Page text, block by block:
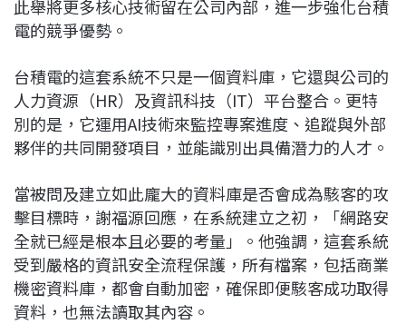
此舉將更多核心技術留在公司內部，進一步強化台積
電的競爭優勢。
台積電的這套系統不只是一個資料庫，它還與公司的
人力資源（HR）及資訊科技（IT）平台整合。更特
別的是，它運用AI技術來監控專案進度、追蹤與外部
夥伴的共同開發項目，並能識別出具備潛力的人才。
當被問及建立如此龐大的資料庫是否會成為駭客的攻
擊目標時，謝福源回應，在系統建立之初，「網路安
全就已經是根本且必要的考量」。他強調，這套系統
受到嚴格的資訊安全流程保護，所有檔案，包括商業
機密資料庫，都會自動加密，確保即便駭客成功取得
資料，也無法讀取其內容。